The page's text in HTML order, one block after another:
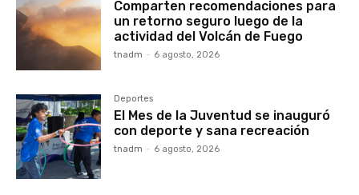
Comparten recomendaciones para
un retorno seguro luego de la
actividad del Volcán de Fuego
tnadm - 6 agosto, 2026
Deportes
El Mes de la Juventud se inauguró
con deporte y sana recreación
tnadm - 6 agosto, 2026